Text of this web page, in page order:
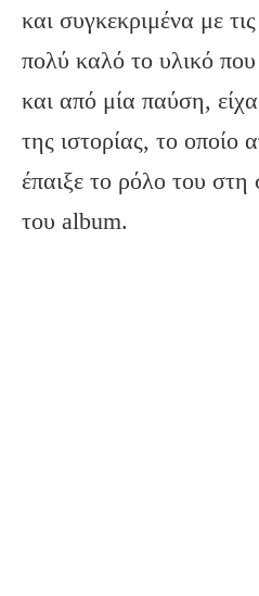
και συγκεκριμένα με
πολύ καλό το υλικό
και από μία παύση,
της ιστορίας, το
έπαιξε το ρόλο του στη
του album.